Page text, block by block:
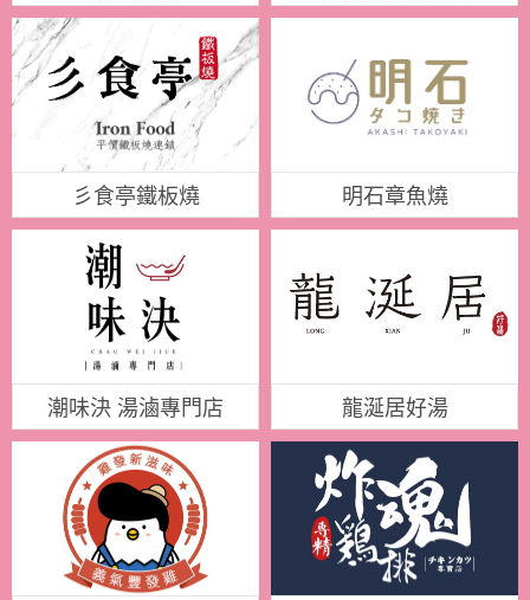
彡食亭鐵板燒 明石章魚燒
潮味決 湯滷專門店 龍涎居好湯